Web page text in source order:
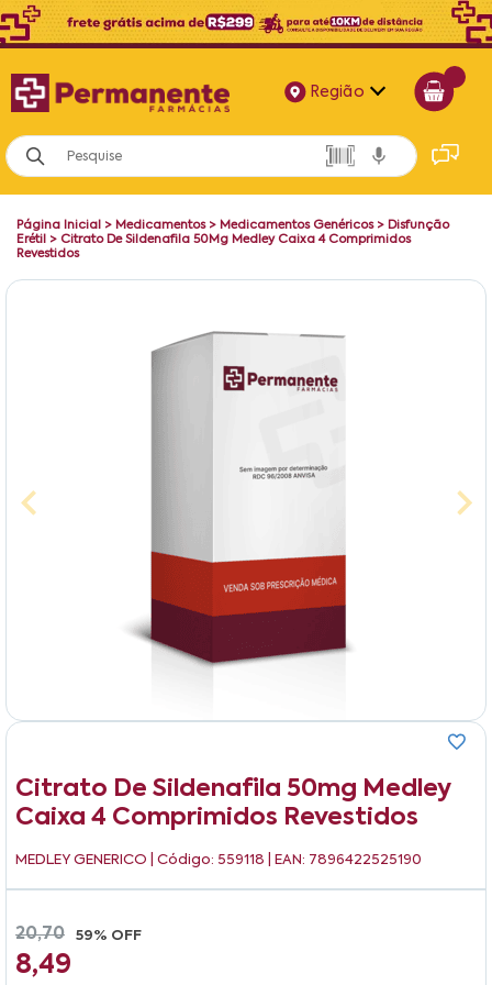
Região
Alagoas
Bahia
Paraíba
Pernambuco
Página Inicial > Medicamentos> Medicamentos Genéricos> Disfunção
Erétil > Citrato De Sildenafila 50Mg Medley Caixa 4 Comprimidos
Revestidos
Citrato De Sildenafila 50mg Medley
Caixa 4 Comprimidos Revestidos
MEDLEY GENERICO | Código: 559118 | EAN: 7896422525190
20,70 59% OFF
8,49